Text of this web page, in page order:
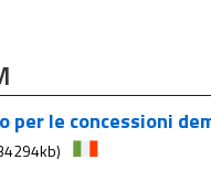
per le concessioni